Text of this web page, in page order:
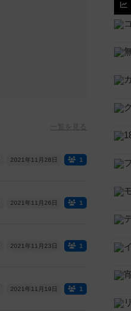
一覧を見る
2021年11月28日 1
2021年11月26日 1
2021年11月23日 1
2021年11月19日 1